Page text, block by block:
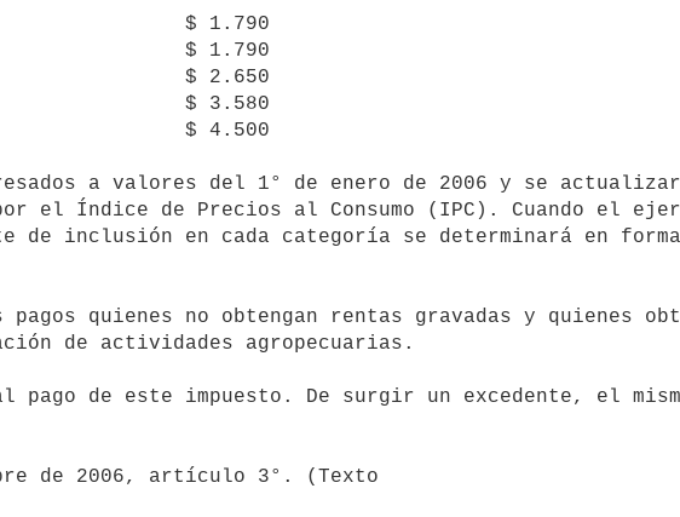
$ 1.790
$ 1.790
$ 2.650
$ 3.580
$ 4.500
el Índice de Precios al Consumo (IPC). Cuando el
de inclusión en cada categoría se determinará en
de actividades agropecuarias.